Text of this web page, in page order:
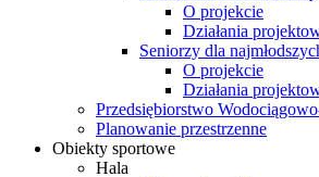
O projekcie
Działania
Seniorzy dla
O projekcie
Działania
Przedsiębiorstwo
Planowanie przestrzenne
Obiekty sportowe
Hala